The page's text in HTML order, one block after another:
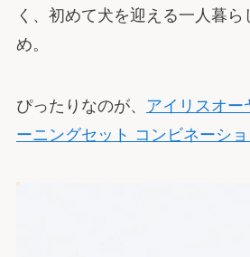
く、初めて犬を迎える一人暮
め。
ぴったりなのが、 アイリスオー
ーニングセット コンビネーシ